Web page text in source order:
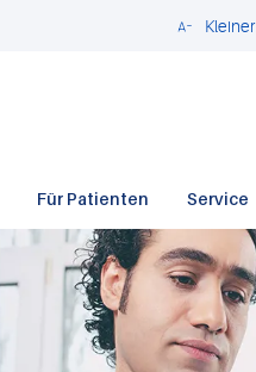
Schließen
Kleiner
Für Patienten Service